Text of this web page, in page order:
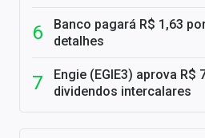
Banco pagará R$ 1,63
detalhes
Engie (EGIE3) aprova R$
dividendos intercalares